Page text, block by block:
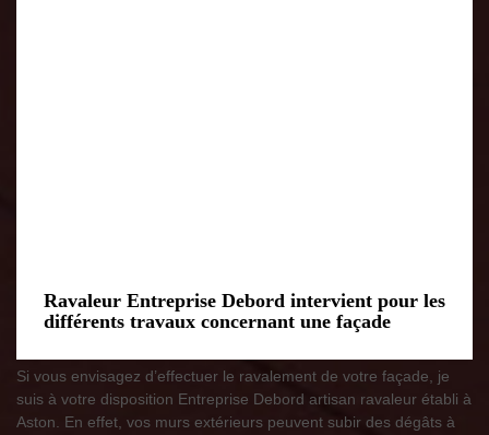
Ravaleur Entreprise Debord intervient pour les
différents travaux concernant une façade
Si vous envisagez d’effectuer le ravalement de votre façade, je
suis à votre disposition Entreprise Debord artisan ravaleur établi à
Aston. En effet, vos murs extérieurs peuvent subir des dégâts à